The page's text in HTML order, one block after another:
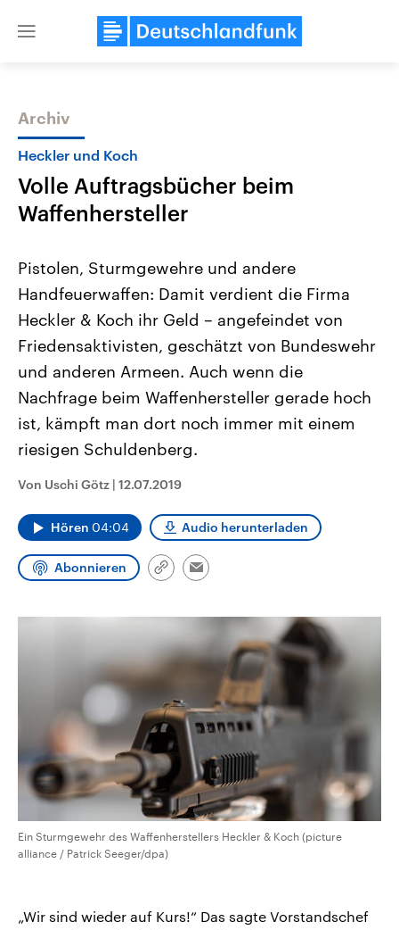
Close
Themen
Landtagswahl Sachsen-Anhalt
2026
Alle Informationen
Sachsen-Anhalt wählt am 6.
September 2026 einen neuen
Landtag. Seit 2021 wird das
Bundesland von einer Koalition aus
CDU, SPD und FDP regiert.-
Umfragen, Prognosen,
Wahlprogramme, aktuelle Berichte
und Hintergründe zu den Parteien
Wahl.
USA
Aktuelle Beiträge,
Hintergründe
Wirtschaftlich und
gehören die Vereinigten
den mächtigsten Ländern
mit großem Einfluss auf
aktuelle Weltgeschehen.
Sendungen Programm
Archiv
Heckler und Koch
Volle Auftragsbücher beim
Waffenhersteller
Pistolen, Sturmgewehre und andere
Handfeuerwaffen: Damit verdient die Firma
Heckler & Koch ihr Geld – angefeindet von
Friedensaktivisten, geschätzt von Bundeswehr
und anderen Armeen. Auch wenn die
Nachfrage beim Waffenhersteller gerade hoch
ist, kämpft man dort noch immer mit einem
riesigen Schuldenberg.
Von Uschi Götz | 12.07.2019
Hören 04:04 Audio herunterladen
Abonnieren
Link
Email
Ein Sturmgewehr des Waffenherstellers Heckler & Koch (picture
alliance / Patrick Seeger/dpa)
„Wir sind wieder auf Kurs!“ Das sagte Vorstandschef